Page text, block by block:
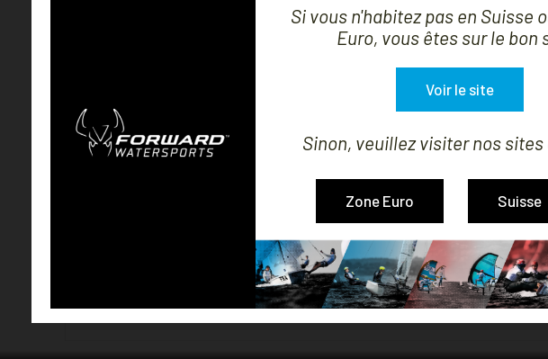
GRAND VOILE COMPATIBLE HOBIE TWIXXY FOC COMPATIBLE HOBIE
231,27 CHF
Affichage 1-3 de 3 article(s)
Sinon, veuillez visiter nos sites
Si vous n'habitez pas en Suisse
Euro, vous êtes sur le bon
Zone Euro Suisse
Voir le site